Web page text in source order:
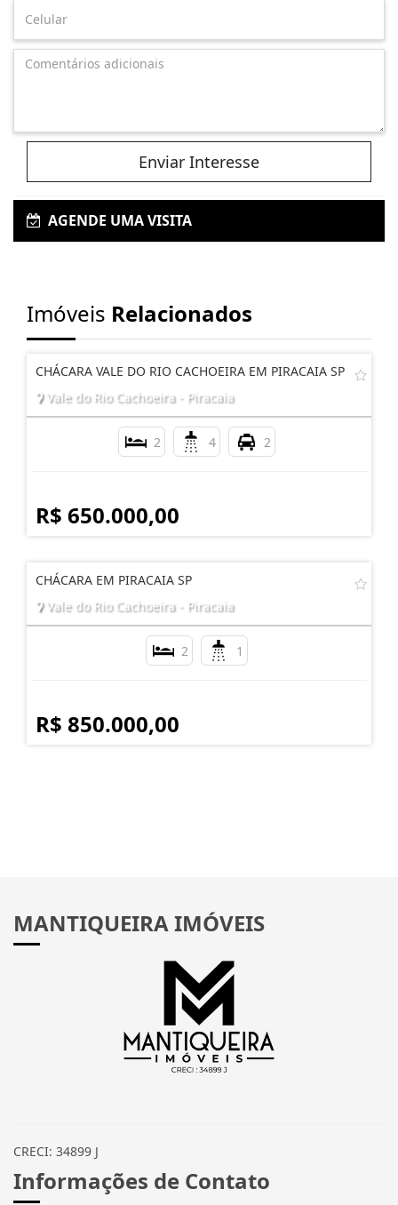
Enviar Interesse
AGENDE UMA VISITA
Imóveis Relacionados
CHÁCARA VALE DO RIO CACHOEIRA EM PIRACAIA SP
Vale do Rio Cachoeira - Piracaia
2 4 2
R$ 650.000,00
CHÁCARA EM PIRACAIA SP
Vale do Rio Cachoeira - Piracaia
2 1
R$ 850.000,00
MANTIQUEIRA IMÓVEIS
CRECI: 34899 J
Informações de Contato